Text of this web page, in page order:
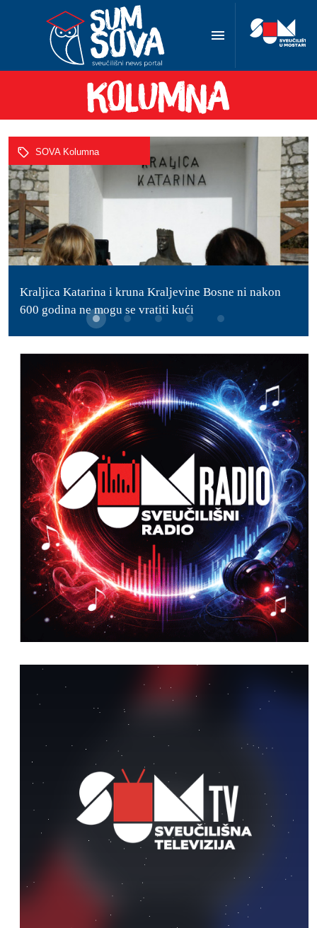
Kraljica Katarina i kruna Kraljevine Bosne ni nakon
600 godina ne mogu se vratiti kući
SOVA Kolumna